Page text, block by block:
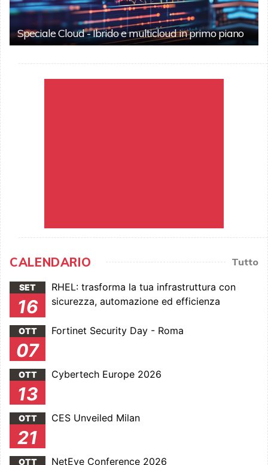
Speciale Cloud - Ibrido e multicloud in primo piano
CALENDARIO Tutto
SET
16
RHEL: trasforma la tua infrastruttura con
sicurezza, automazione ed efficienza
OTT
07
Fortinet Security Day - Roma
OTT
13
Cybertech Europe 2026
OTT
21
CES Unveiled Milan
OTT NetEye Conference 2026